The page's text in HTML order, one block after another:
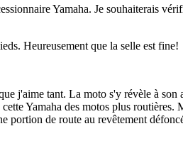
Yamaha. Je souhaiterais
Heureusement que la selle est fine!
j'aime tant. La moto s'y révèle à
Yamaha des motos plus
portion de route au revêtement